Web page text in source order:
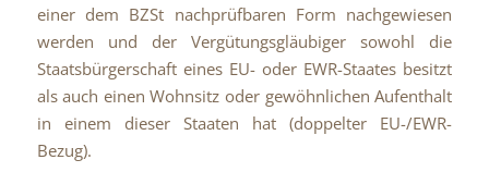
einer dem BZSt nachprüfbaren Form nachgewiesen
werden und der Vergütungsgläubiger sowohl die
Staatsbürgerschaft eines EU- oder EWR-Staates besitzt
als auch einen Wohnsitz oder gewöhnlichen Aufenthalt
in einem dieser Staaten hat (doppelter EU-/EWR-
Bezug).